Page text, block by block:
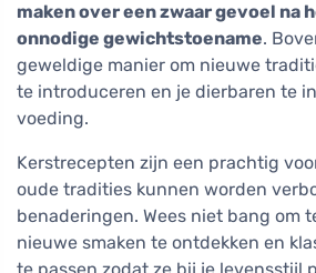
maken over een zwaar gevoel na
onnodige gewichtstoename.
geweldige manier om nieuwe
te introduceren en je dierbaren te
voeding.
Kerstrecepten zijn een prachtig
oude tradities kunnen worden
benaderingen. Wees niet bang om
nieuwe smaken te ontdekken en